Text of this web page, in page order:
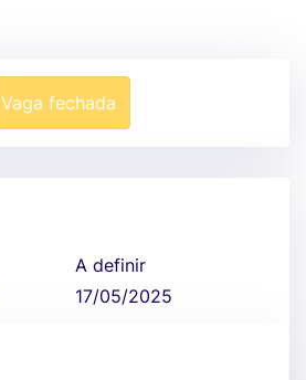
Vaga fechada
A definir
17/05/2025